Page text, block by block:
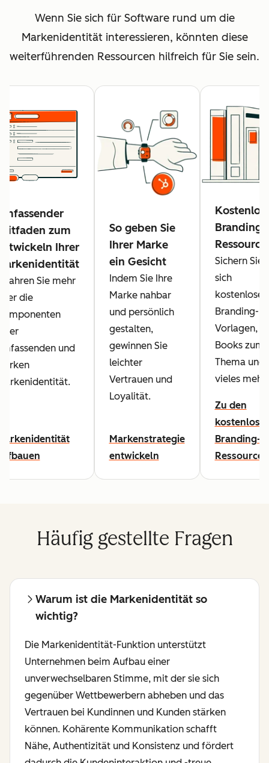
Wenn Sie sich für Software rund um die
Markenidentität interessieren, könnten diese
weiterführenden Ressourcen hilfreich für Sie sein.
zum
Ihrer
Sie mehr
die
und
So geben Sie
Ihrer Marke
ein Gesicht
Indem Sie Ihre
Marke nahbar
und persönlich
gestalten,
gewinnen Sie
leichter
Vertrauen und
Loyalität.
Markenstrategie
entwickeln
Branding-
Sichern Sie
sich
kostenlose
Branding-
Vorlagen, E-
Books zum
Thema und
vieles mehr.
Zu den
Branding-
Ressourcen
Häufig gestellte Fragen
Warum ist die Markenidentität so
wichtig?
Die Markenidentität-Funktion unterstützt
Unternehmen beim Aufbau einer
unverwechselbaren Stimme, mit der sie sich
gegenüber Wettbewerbern abheben und das
Vertrauen bei Kundinnen und Kunden stärken
können. Kohärente Kommunikation schafft
Nähe, Authentizität und Konsistenz und fördert